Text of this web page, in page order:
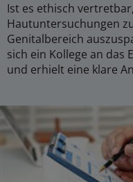
Ist es ethisch
Hautuntersuchungen
Genitalbereich
sich ein Kollege an das
und erhielt eine klare